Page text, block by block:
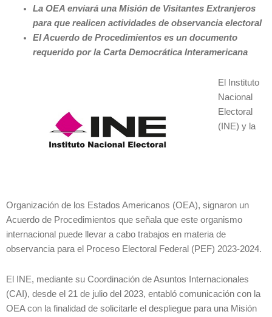
La OEA enviará una Misión de Visitantes Extranjeros
para que realicen actividades de observancia electoral
El Acuerdo de Procedimientos es un documento
requerido por la Carta Democrática Interamericana
El Instituto
Nacional
Electoral
(INE) y la
Organización de los Estados Americanos (OEA), signaron un
Acuerdo de Procedimientos que señala que este organismo
internacional puede llevar a cabo trabajos en materia de
observancia para el Proceso Electoral Federal (PEF) 2023-2024.
El INE, mediante su Coordinación de Asuntos Internacionales
(CAI), desde el 21 de julio del 2023, entabló comunicación con la
OEA con la finalidad de solicitarle el despliegue para una Misión